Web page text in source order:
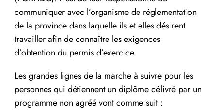
communiquer avec l’organisme de réglementation
de la province dans laquelle ils et elles désirent
travailler afin de connaître les exigences
d’obtention du permis d’exercice.
Les grandes lignes de la marche à suivre pour les
personnes qui détiennent un diplôme délivré par un
programme non agréé vont comme suit :